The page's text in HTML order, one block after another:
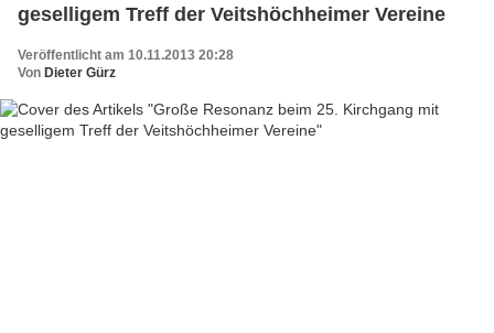
geselligem Treff der Veitshöchheimer Vereine
Veröffentlicht am 10.11.2013 20:28
Von Dieter Gürz